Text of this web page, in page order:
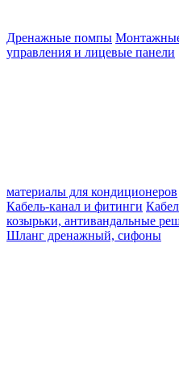
Дренажные помпы
управления и лицевые панели
материалы для кондиционеров
Кабель-канал и фитинги
козырьки, антивандальные
Шланг дренажный, сифоны